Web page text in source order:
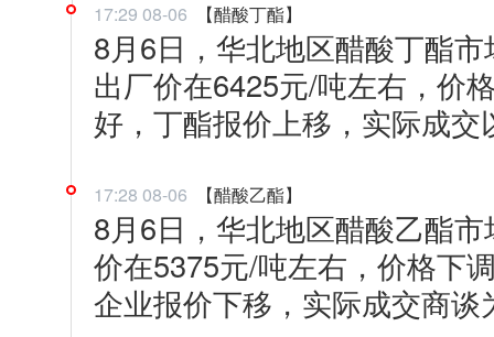
17:29 08-06 【醋酸丁酯】
8月6日，华北地区醋酸丁酯
出厂价在6425元/吨左右，价
好，丁酯报价上移，实际成交
17:28 08-06 【醋酸乙酯】
8月6日，华北地区醋酸乙酯
价在5375元/吨左右，价格下
企业报价下移，实际成交商谈